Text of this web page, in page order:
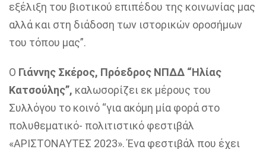
εξέλιξη του βιοτικού επιπέδου της κοινωνίας μας
αλλά και στη διάδοση των ιστορικών οροσήμων
του τόπου μας”.
Ο Γιάννης Σκέρος, Πρόεδρος ΝΠΔΔ “Ηλίας
Κατσούλης”, καλωσορίζει εκ μέρους του
Συλλόγου το κοινό “για ακόμη μία φορά στο
πολυθεματικό- πολιτιστικό φεστιβάλ
«ΑΡΙΣΤΟΝΑΥΤΕΣ 2023». Ένα φεστιβάλ που έχει